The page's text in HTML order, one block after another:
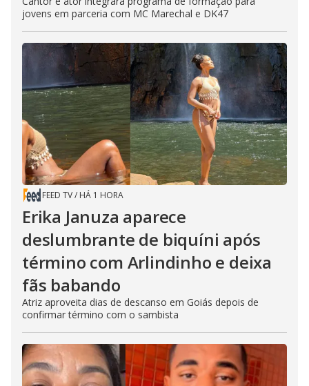
jovens em parceria com MC Marechal e DK47
FEED TV/ HÁ 1 HORA
Erika Januza aparece
deslumbrante de biquíni após
término com Arlindinho e deixa
fãs babando
Atriz aproveita dias de descanso em Goiás depois de
confirmar término com o sambista